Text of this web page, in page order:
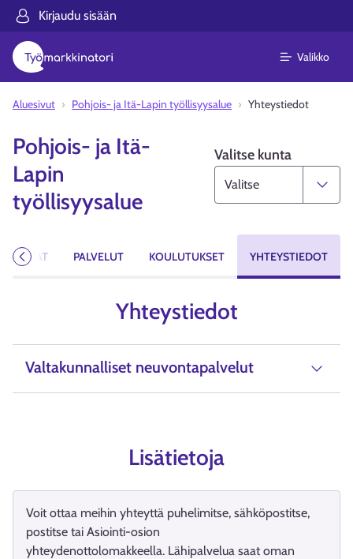
Kirjaudu sisään
Valikko
Aluesivut Pohjois- ja Itä-Lapin työllisyysalue Yhteystiedot
Pohjois- ja Itä-
Lapin
työllisyysalue
Valitse kunta
PALVELUT KOULUTUKSET YHTEYSTIEDOT
Edellinen
Yhteystiedot
Valtakunnalliset neuvontapalvelut
Lisätietoja
Voit ottaa meihin yhteyttä puhelimitse, sähköpostitse,
postitse tai Asiointi-osion
yhteydenottolomakkeella. Lähipalvelua saat oman